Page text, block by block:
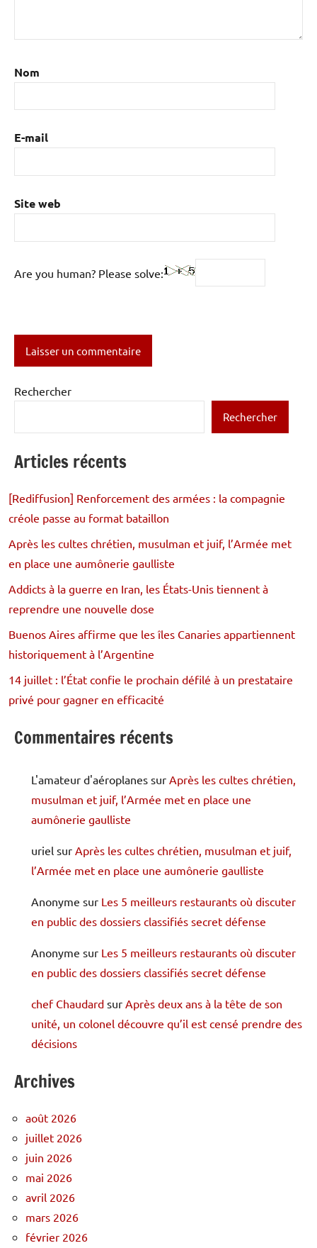
Nom
E-mail
Site web
Are you human? Please solve:
Rechercher
Rechercher
Articles récents
[Rediffusion] Renforcement des armées : la compagnie
créole passe au format bataillon
Après les cultes chrétien, musulman et juif, l’Armée met
en place une aumônerie gaulliste
Addicts à la guerre en Iran, les États-Unis tiennent à
reprendre une nouvelle dose
Buenos Aires affirme que les îles Canaries appartiennent
historiquement à l’Argentine
14 juillet : l’État confie le prochain défilé à un prestataire
privé pour gagner en efficacité
Commentaires récents
L'amateur d'aéroplanes sur Après les cultes chrétien,
musulman et juif, l’Armée met en place une
aumônerie gaulliste
uriel sur Après les cultes chrétien, musulman et juif,
l’Armée met en place une aumônerie gaulliste
Anonyme sur Les 5 meilleurs restaurants où discuter
en public des dossiers classifiés secret défense
Anonyme sur Les 5 meilleurs restaurants où discuter
en public des dossiers classifiés secret défense
chef Chaudard sur Après deux ans à la tête de son
unité, un colonel découvre qu’il est censé prendre des
décisions
Archives
août 2026
juillet 2026
juin 2026
mai 2026
avril 2026
mars 2026
février 2026